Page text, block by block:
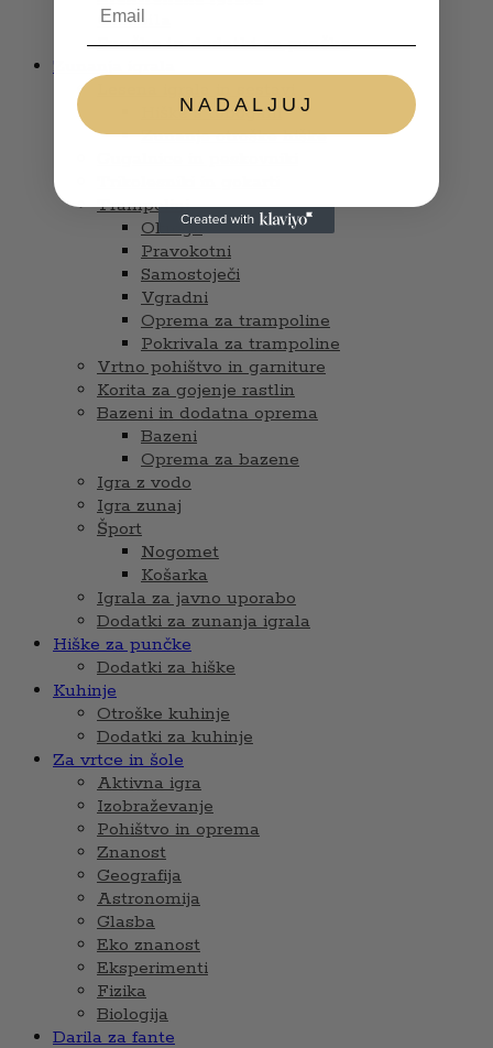
Glasbila
Punčke in dodatki za punčke
Hiške s tobogani
Zunanje otroške hiške
Trampolini
Okrogli
Pravokotni
Samostoječi
Vgradni
Oprema za trampoline
Pokrivala za trampoline
Vrtno pohištvo in garniture
Korita za gojenje rastlin
Bazeni in dodatna oprema
Bazeni
Oprema za bazene
Igra z vodo
Igra zunaj
Šport
Nogomet
Košarka
Igrala za javno uporabo
Dodatki za zunanja igrala
Hiške za punčke
Dodatki za hiške
Kuhinje
Otroške kuhinje
Dodatki za kuhinje
Za vrtce in šole
Aktivna igra
Izobraževanje
Pohištvo in oprema
Znanost
Geografija
Astronomija
Glasba
Eko znanost
Eksperimenti
Fizika
Biologija
Darila za fante
NADALJUJ